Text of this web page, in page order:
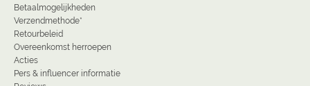
Betaalmogelijkheden
Verzendmethode*
Retourbeleid
Overeenkomst herroepen
Acties
Pers & influencer informatie